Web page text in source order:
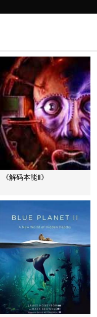
《解码本能Ⅱ》